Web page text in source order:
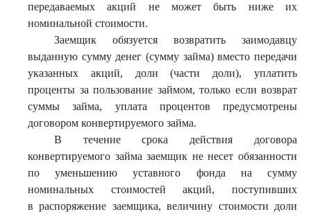
передаваемых акций не может быть ниже их
номинальной стоимости.
Заемщик обязуется возвратить заимодавцу
выданную сумму денег (сумму займа) вместо передачи
указанных акций, доли (части доли), уплатить
проценты за пользование займом, только если возврат
суммы займа, уплата процентов предусмотрены
договором конвертируемого займа.
В течение срока действия договора
конвертируемого займа заемщик не несет обязанности
по уменьшению уставного фонда на сумму
номинальных стоимостей акций, поступивших
в распоряжение заемщика, величину стоимости доли